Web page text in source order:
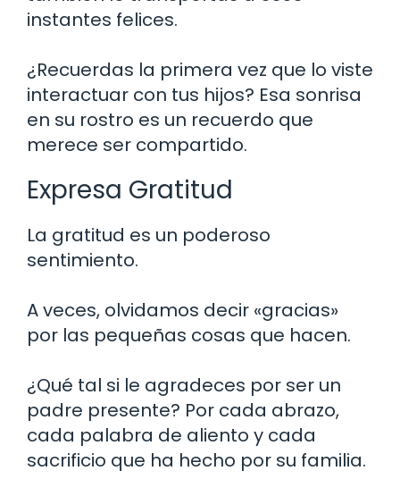
instantes felices.
¿Recuerdas la primera vez que lo viste
interactuar con tus hijos? Esa sonrisa
en su rostro es un recuerdo que
merece ser compartido.
Expresa Gratitud
La gratitud es un poderoso
sentimiento.
A veces, olvidamos decir «gracias»
por las pequeñas cosas que hacen.
¿Qué tal si le agradeces por ser un
padre presente? Por cada abrazo,
cada palabra de aliento y cada
sacrificio que ha hecho por su familia.